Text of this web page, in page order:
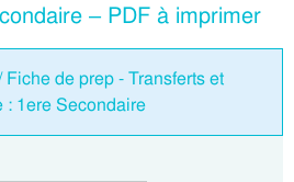
– PDF à imprimer
de prep - Transferts et
: 1ere Secondaire